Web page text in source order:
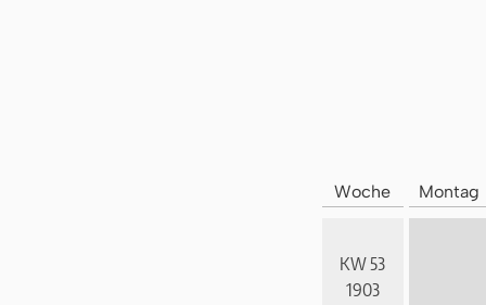
Woche Montag
KW 53
1903